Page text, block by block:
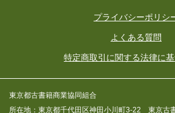
プライバシーポリシ
よくある質問
特定商取引に関する法律に
東京都古書籍商業協同組合
所在地：東京都千代田区神田小川町3-22 東京古